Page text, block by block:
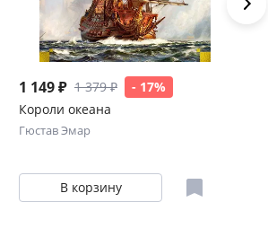
1 149 ₽ 1 379 ₽
- 17%
Короли океана
Гюстав Эмар
В корзину